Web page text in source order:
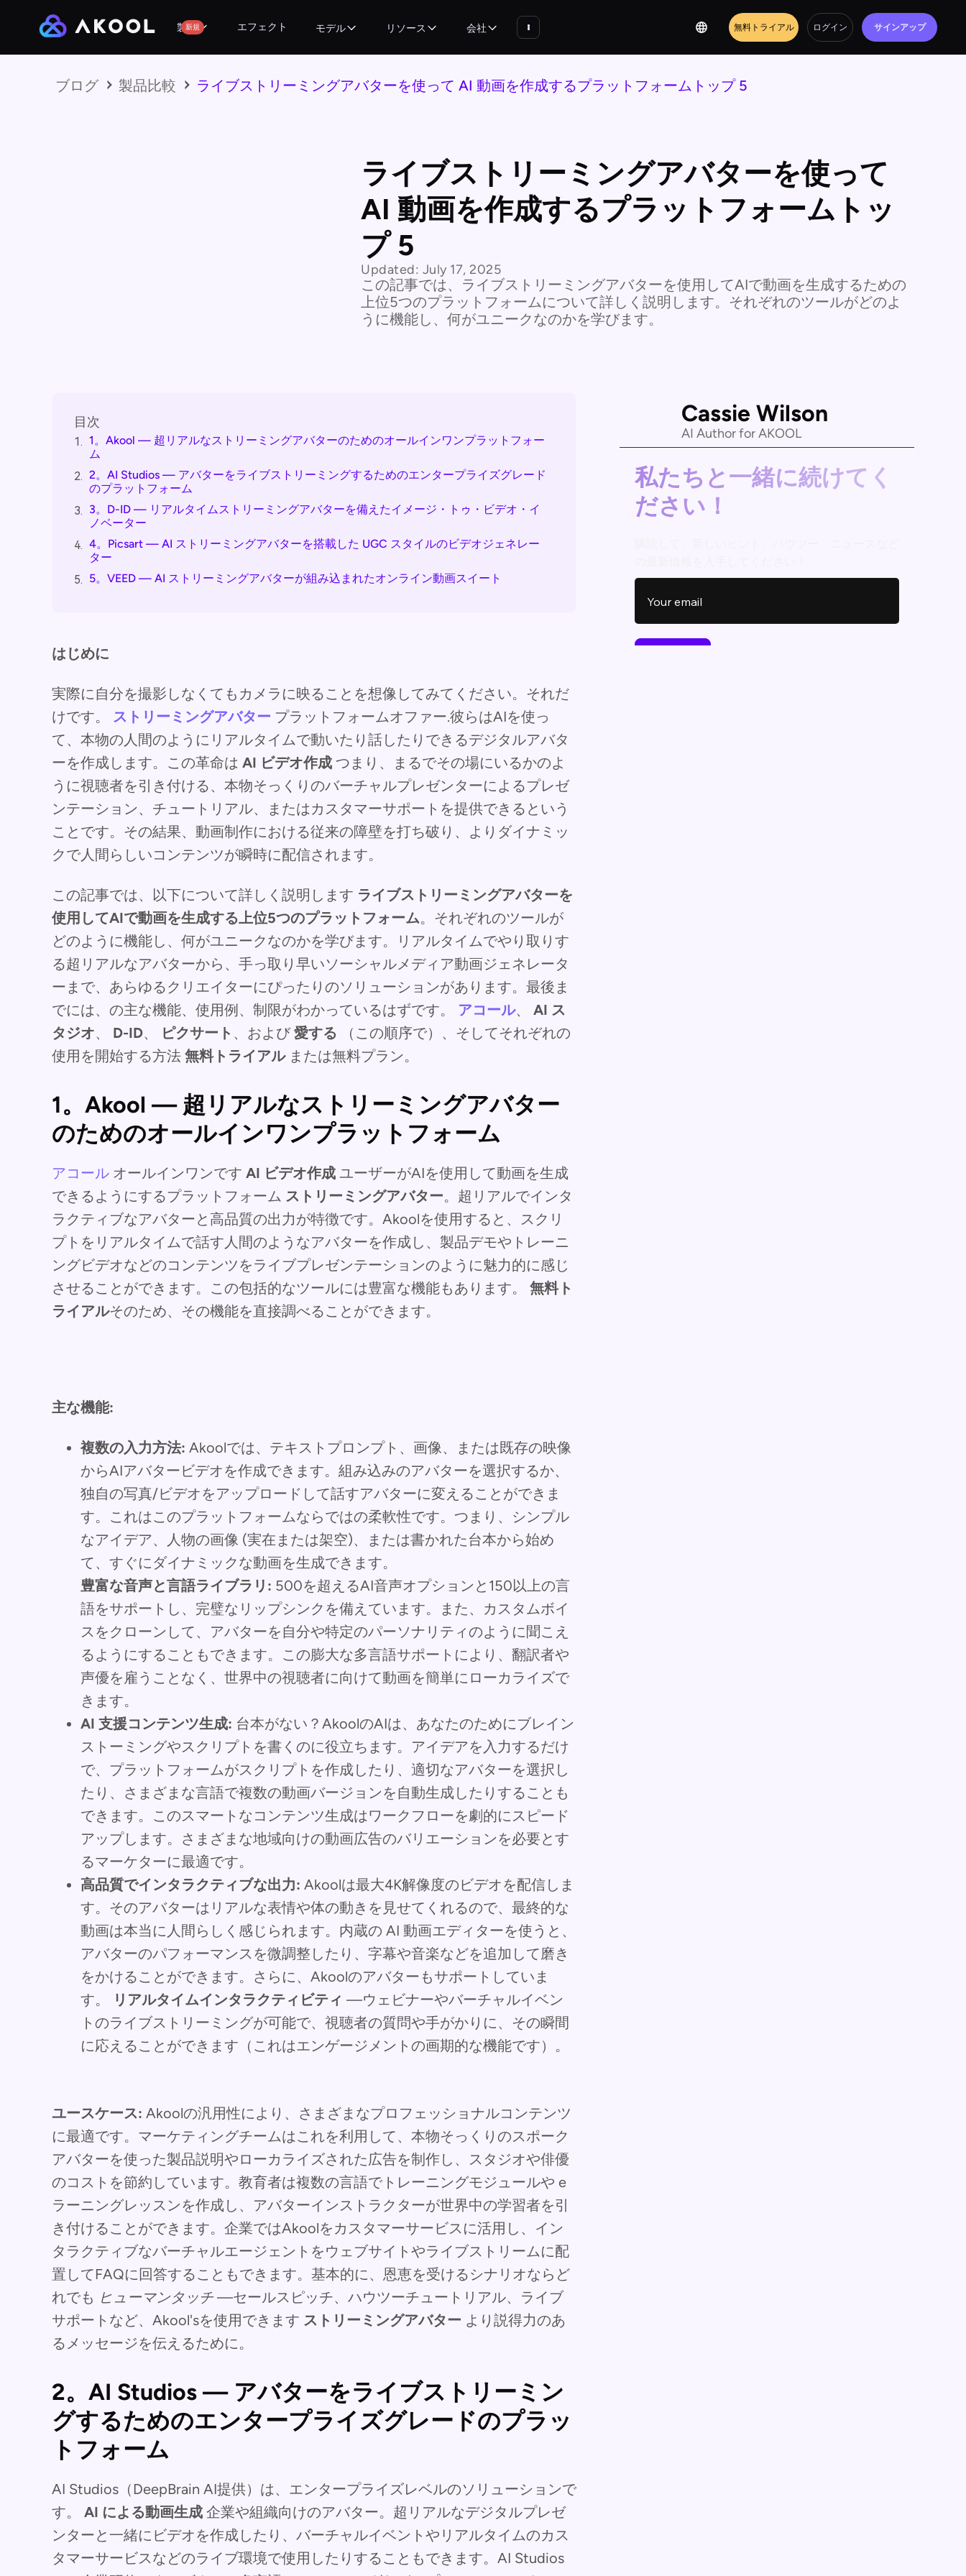
製品
新規 エフェクト モデル リソース 会社 無料トライアル ログイン サインアップ
ブログ 製品比較 ライブストリーミングアバターを使って AI 動画を作成するプラットフォームトップ 5
ライブストリーミングアバターを使って
AI 動画を作成するプラットフォームトッ
プ 5
Updated: July 17, 2025
この記事では、ライブストリーミングアバターを使用してAIで動画を生成するための
上位5つのプラットフォームについて詳しく説明します。それぞれのツールがどのよ
うに機能し、何がユニークなのかを学びます。
目次
1. 1。Akool — 超リアルなストリーミングアバターのためのオールインワンプラットフォー
ム
2. 2。AI Studios — アバターをライブストリーミングするためのエンタープライズグレード
のプラットフォーム
3. 3。D-ID — リアルタイムストリーミングアバターを備えたイメージ・トゥ・ビデオ・イ
ノベーター
4. 4。Picsart — AI ストリーミングアバターを搭載した UGC スタイルのビデオジェネレー
ター
5. 5。VEED — AI ストリーミングアバターが組み込まれたオンライン動画スイート
はじめに
実際に自分を撮影しなくてもカメラに映ることを想像してみてください。それだ
けです。 ストリーミングアバター プラットフォームオファー.彼らはAIを使っ
て、本物の人間のようにリアルタイムで動いたり話したりできるデジタルアバタ
ーを作成します。この革命は AI ビデオ作成 つまり、まるでその場にいるかのよ
うに視聴者を引き付ける、本物そっくりのバーチャルプレゼンターによるプレゼ
ンテーション、チュートリアル、またはカスタマーサポートを提供できるという
ことです。その結果、動画制作における従来の障壁を打ち破り、よりダイナミッ
クで人間らしいコンテンツが瞬時に配信されます。
この記事では、以下について詳しく説明します ライブストリーミングアバターを
使用してAIで動画を生成する上位5つのプラットフォーム。それぞれのツールが
どのように機能し、何がユニークなのかを学びます。リアルタイムでやり取りす
る超リアルなアバターから、手っ取り早いソーシャルメディア動画ジェネレータ
ーまで、あらゆるクリエイターにぴったりのソリューションがあります。最後ま
でには、の主な機能、使用例、制限がわかっているはずです。 アコール、 AI ス
タジオ、 D-ID、 ピクサート 、および愛する （この順序で）、そしてそれぞれの
使用を開始する方法 無料トライアルまたは無料プラン。
1。Akool — 超リアルなストリーミングアバター
のためのオールインワンプラットフォーム
アコール オールインワンです AI ビデオ作成 ユーザーがAIを使用して動画を生成
できるようにするプラットフォーム ストリーミングアバター。超リアルでインタ
ラクティブなアバターと高品質の出力が特徴です。Akoolを使用すると、スクリ
プトをリアルタイムで話す人間のようなアバターを作成し、製品デモやトレーニ
ングビデオなどのコンテンツをライブプレゼンテーションのように魅力的に感じ
させることができます。この包括的なツールには豊富な機能もあります。 無料ト
ライアルそのため、その機能を直接調べることができます。
主な機能:
複数の入力方法: Akoolでは、テキストプロンプト、画像、または既存の映像
からAIアバタービデオを作成できます。組み込みのアバターを選択するか、
独自の写真/ビデオをアップロードして話すアバターに変えることができま
す。これはこのプラットフォームならではの柔軟性です。つまり、シンプル
なアイデア、人物の画像 (実在または架空)、または書かれた台本から始め
て、すぐにダイナミックな動画を生成できます。
豊富な音声と言語ライブラリ: 500を超えるAI音声オプションと150以上の言
語をサポートし、完璧なリップシンクを備えています。また、カスタムボイ
スをクローンして、アバターを自分や特定のパーソナリティのように聞こえ
るようにすることもできます。この膨大な多言語サポートにより、翻訳者や
声優を雇うことなく、世界中の視聴者に向けて動画を簡単にローカライズで
きます。
AI 支援コンテンツ生成: 台本がない？AkoolのAIは、あなたのためにブレイン
ストーミングやスクリプトを書くのに役立ちます。アイデアを入力するだけ
で、プラットフォームがスクリプトを作成したり、適切なアバターを選択し
たり、さまざまな言語で複数の動画バージョンを自動生成したりすることも
できます。このスマートなコンテンツ生成はワークフローを劇的にスピード
アップします。さまざまな地域向けの動画広告のバリエーションを必要とす
るマーケターに最適です。
高品質でインタラクティブな出力: Akoolは最大4K解像度のビデオを配信しま
す。そのアバターはリアルな表情や体の動きを見せてくれるので、最終的な
動画は本当に人間らしく感じられます。内蔵の AI 動画エディターを使うと、
アバターのパフォーマンスを微調整したり、字幕や音楽などを追加して磨き
をかけることができます。さらに、Akoolのアバターもサポートしていま
す。
リアルタイムインタラクティビティ —ウェビナーやバーチャルイベン
トのライブストリーミングが可能で、視聴者の質問や手がかりに、その瞬間
に応えることができます（これはエンゲージメントの画期的な機能です）。
ユースケース: Akoolの汎用性により、さまざまなプロフェッショナルコンテンツ
に最適です。マーケティングチームはこれを利用して、本物そっくりのスポーク
アバターを使った製品説明やローカライズされた広告を制作し、スタジオや俳優
のコストを節約しています。教育者は複数の言語でトレーニングモジュールや e
ラーニングレッスンを作成し、アバターインストラクターが世界中の学習者を引
き付けることができます。企業ではAkoolをカスタマーサービスに活用し、イン
タラクティブなバーチャルエージェントをウェブサイトやライブストリームに配
置してFAQに回答することもできます。基本的に、恩恵を受けるシナリオならど
れでも ヒューマンタッチ—セールスピッチ、ハウツーチュートリアル、ライブ
サポートなど、Akool'sを使用できます ストリーミングアバター より説得力のあ
るメッセージを伝えるために。
2。AI Studios — アバターをライブストリーミン
グするためのエンタープライズグレードのプラッ
トフォーム
AI Studios（DeepBrain AI提供）は、エンタープライズレベルのソリューションで
す。 AI による動画生成 企業や組織向けのアバター。超リアルなデジタルプレゼ
ンターと一緒にビデオを作成したり、バーチャルイベントやリアルタイムのカス
タマーサービスなどのライブ環境で使用したりすることもできます。AI Studios
Cassie Wilson
AI Author for AKOOL
私たちと一緒に続けてく
ださい！